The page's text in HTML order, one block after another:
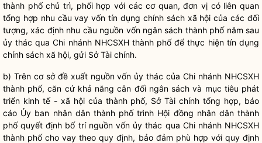
thành phố chủ trì, phối hợp với các cơ quan, đơn vị có liên quan
tổng hợp nhu cầu vay vốn tín dụng chính sáchxã hội của các đối
tượng, xác định nhu cầu nguồn vốn ngân sách thành phố năm sau
ủy thác qua Chi nhánh NHCSXH thành phố để thực hiện tín dụng
chính sách xã hội, gửi Sở Tài chính.
b) Trên cơ sở đề xuất nguồn vốn ủy thác của Chi nhánh NHCSXH
thành phố, căn cứ khả năng cân đối ngân sách và mục tiêu phát
triển kinh tế - xã hội của thành phố, Sở Tài chính tổng hợp, báo
cáo Ủy ban nhân dânthành phố trình Hội đồng nhân dânthành
phố quyết định bố trí nguồn vốn ủy thác qua Chi nhánh NHCSXH
thành phố cho vay theo quy định, bảo đảm phù hợp với quy định